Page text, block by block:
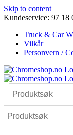
Skip to content
Kundeservice: 97 18
Truck & Car
Vilkår
Personvern /